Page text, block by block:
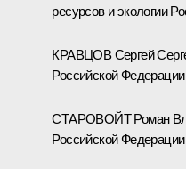
ресурсов и экологии
КРАВЦОВ Сергей
Российской Федерации
СТАРОВОЙТ Роман
Российской Федерации